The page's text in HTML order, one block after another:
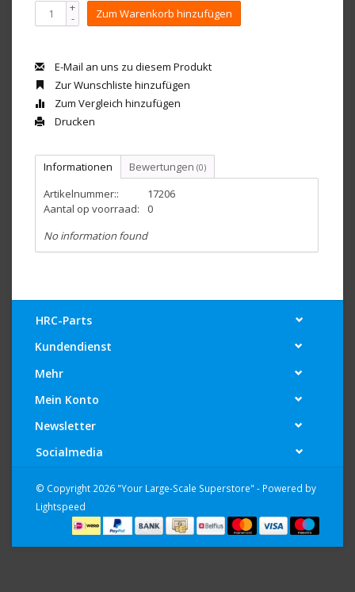
+
- Zum Warenkorb hinzufügen
E-Mail an uns zu diesem Produkt
Zur Wunschliste hinzufügen
Zum Vergleich hinzufügen
Drucken
Informationen Bewertungen (0)
Artikelnummer::
17206
Aantal op voorraad:
0
No information found
HRC-Parts
Kundendienst
Mehr
Mein Konto
Newsletter
Socialmedia
© Copyright 2026 "Your Large-Scale Superstore" - Powered by
Lightspeed